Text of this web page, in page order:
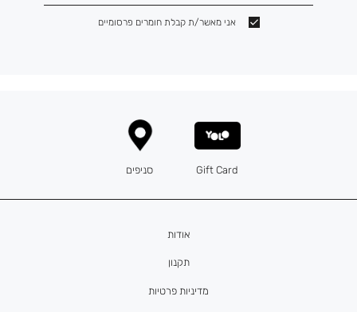
אני מאשר/ת קבלת חומרים פרסומיים
אודות
תקנון
מדיניות פרטיות
Gift Card סניפים